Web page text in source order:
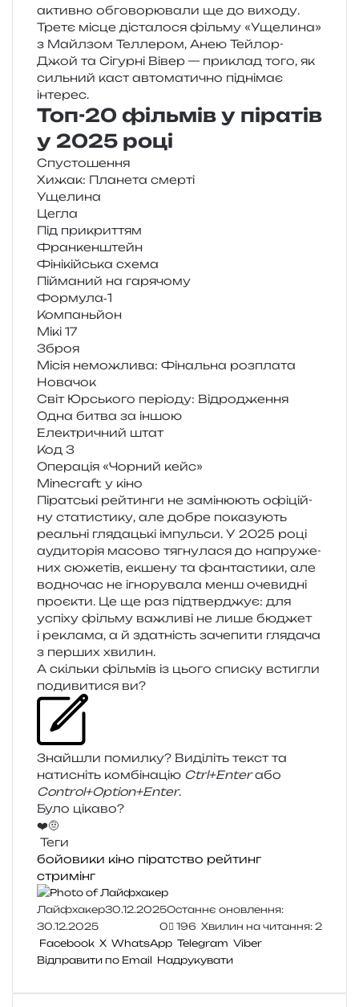
актив­но обго­во­рю­ва­ли ще до вихо­ду.
Третє місце діста­ло­ся філь­му «Ущелина»
з Майлзом Теллером, Анею Тейлор-
Джой та Сігурні Вівер — при­клад того, як
силь­ний каст авто­ма­ти­чно під­ні­має
інтерес.
Топ-20 фільмів у піратів
у 2025 році
Спустошення
Хижак: Планета смерті
Ущелина
Цегла
Під при­кри­т­тям
Франкенштейн
Фінікійська схема
Пійманий на гарячому
Формула‑1
Компаньйон
Мікі 17
Зброя
Місія немо­жли­ва: Фінальна розплата
Новачок
Світ Юрського пері­о­ду: Відродження
Одна битва за іншою
Електричний штат
Код 3
Операція «Чорний кейс»
Minecraft у кіно
Піратські рей­тин­ги не замі­ню­ють офі­цій­
ну ста­ти­сти­ку, але добре пока­зу­ють
реаль­ні гля­да­цькі імпуль­си. У 2025 році
ауди­то­рія масо­во тягну­ла­ся до напру­же­
них сюже­тів, екше­ну та фан­та­сти­ки, але
водно­час не ігно­ру­ва­ла менш оче­ви­дні
про­є­кти. Це ще раз під­твер­джує: для
успі­ху філь­му важли­ві не лише бюджет
і рекла­ма, а й зда­тність заче­пи­ти гля­да­ча
з пер­ших хвилин.
А скіль­ки філь­мів із цього спи­ску всти­гли
поди­ви­ти­ся ви?
Знайшли помил­ку? Виділіть текст та
нати­сніть ком­бі­на­цію Ctrl+Enterабо
Control+Option+Enter.
Було цікаво?
❤️🤨
Теги
бойовики кіно піратство рейтинг
стримінг
Лайфхакер30.12.2025Останнє оновлення:
30.12.2025
0 196 Хвилин на читання: 2
Facebook X WhatsApp Telegram Viber
Відправити по Email Надрукувати